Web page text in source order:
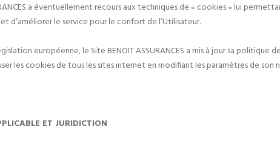
a éventuellement recours aux techniques de « cookies » lui
d’améliorer le service pour le confort de l’Utilisateur.
européenne, le Site BENOIT ASSURANCES a mis à jour sa
les cookies de tous les sites internet en modifiant les paramètres de son
ET JURIDICTION